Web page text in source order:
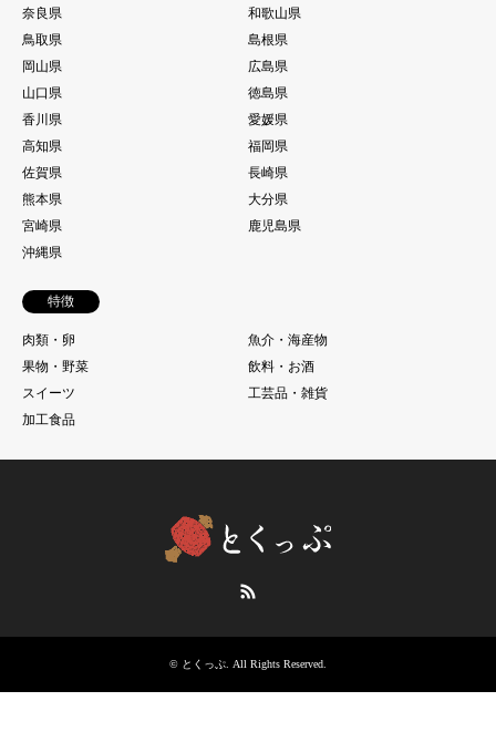
奈良県
和歌山県
鳥取県
島根県
岡山県
広島県
山口県
徳島県
香川県
愛媛県
高知県
福岡県
佐賀県
長崎県
熊本県
大分県
宮崎県
鹿児島県
沖縄県
特徴
肉類・卵
魚介・海産物
果物・野菜
飲料・お酒
スイーツ
工芸品・雑貨
加工食品
© とくっぷ . All Rights Reserved.